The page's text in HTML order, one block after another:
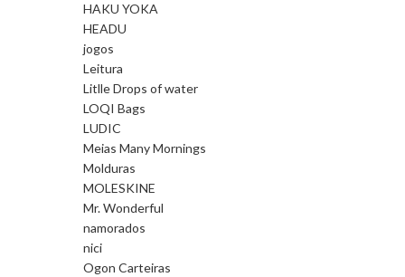
HAKU YOKA
HEADU
jogos
Leitura
Litlle Drops of water
LOQI Bags
LUDIC
Meias Many Mornings
Molduras
MOLESKINE
Mr. Wonderful
namorados
nici
Ogon Carteiras